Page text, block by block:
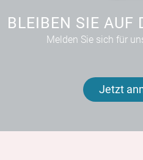
BLEIBEN SIE AUF
Melden Sie sich für
Jetzt